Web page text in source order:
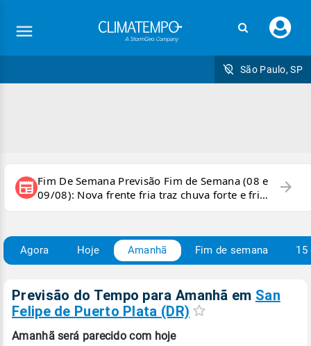
seu
São Paulo, SP
newspaper Fim De Semana Previsão Fim de Semana (08 e
09/08): Nova frente fria traz chuva forte e frio
para áreas do país
arrow_forward
Agora Hoje Amanhã Fim de semana 15
Previsão do Tempo para Amanhã em San
Felipe de Puerto Plata (DR)
Amanhã será parecido com hoje